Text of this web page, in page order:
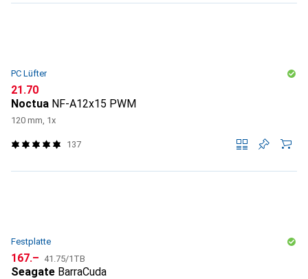
PC Lüfter
CHF
21.70
Noctua NF-A12x15 PWM
120 mm, 1x
137
Festplatte
CHF
167.– CHF
41.75/1TB
Seagate BarraCuda